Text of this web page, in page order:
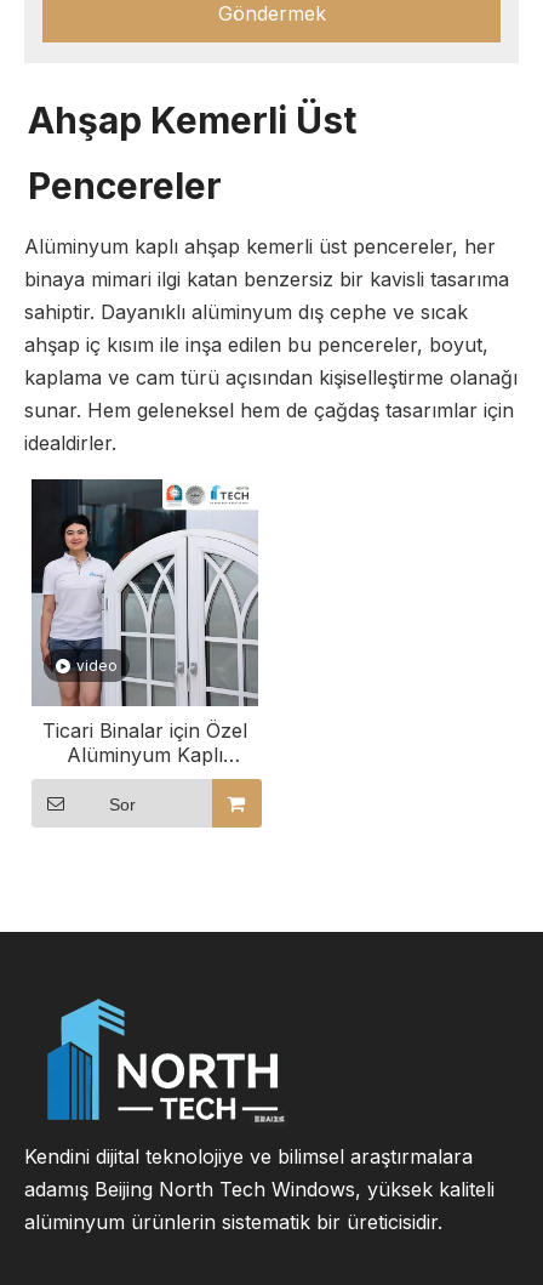
Göndermek
Ahşap Kemerli Üst
Pencereler
Alüminyum kaplı ahşap kemerli üst pencereler, her
binaya mimari ilgi katan benzersiz bir kavisli tasarıma
sahiptir. Dayanıklı alüminyum dış cephe ve sıcak
ahşap iç kısım ile inşa edilen bu pencereler, boyut,
kaplama ve cam türü açısından kişiselleştirme olanağı
sunar. Hem geleneksel hem de çağdaş tasarımlar için
idealdirler.
video
Ticari Binalar için Özel
Alüminyum Kaplı
Kemerli Ahşap
Pencereler
Tasarımlarımızı Keşfedin
Sor
Kendini dijital teknolojiye ve bilimsel araştırmalara
adamış Beijing North Tech Windows, yüksek kaliteli
alüminyum ürünlerin sistematik bir üreticisidir.